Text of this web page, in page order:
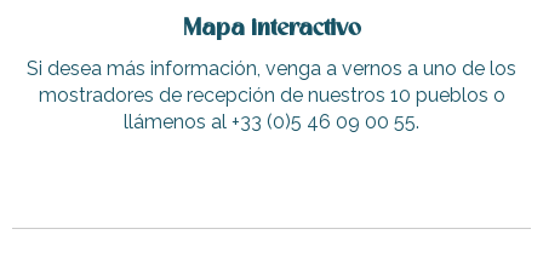
Mapa interactivo
Si desea más información, venga a vernos a uno de los
mostradores de recepción de nuestros 10 pueblos o
llámenos al +33 (0)5 46 09 00 55.
Parking de la Base Nautique